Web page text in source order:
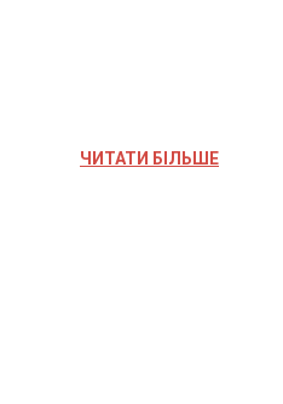
ЧИТАТИ БІЛЬШЕ